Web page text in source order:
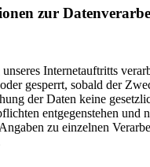
zur
Internetauftritts
gesperrt, sobald der
der Daten keine
entgegenstehen und
zu einzelnen